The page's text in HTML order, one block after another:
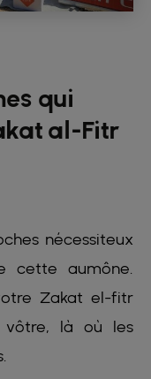
qui
al-Fitr
nécessiteux
cette aumône.
Zakat el-fitr
là où les